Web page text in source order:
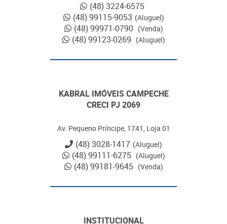
(48) 3224-6575
(48) 99115-9053 (Aluguel)
(48) 99971-0790 (Venda)
(48) 99123-0269 (Aluguel)
KABRAL IMÓVEIS CAMPECHE
CRECI PJ 2069
Av. Pequeno Príncipe, 1741, Loja 01
(48) 3028-1417 (Aluguel)
(48) 99111-6275 (Aluguel)
(48) 99181-9645 (Venda)
INSTITUCIONAL